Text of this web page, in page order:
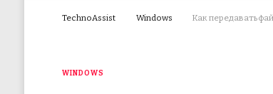
TechnoAssist Windows Как передавать
WINDOWS